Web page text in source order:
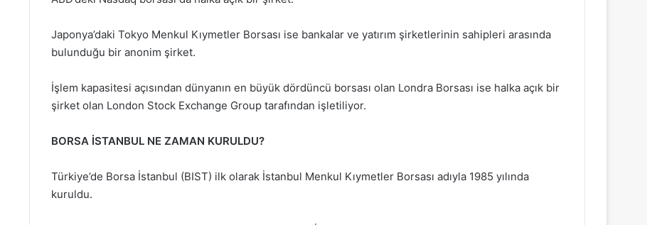
Japonya’daki Tokyo Menkul Kıymetler Borsası ise bankalar ve yatırım şirketlerinin sahipleri arasında
bulunduğu bir anonim şirket.
İşlem kapasitesi açısından dünyanın en büyük dördüncü borsası olan Londra Borsası ise halka açık bir
şirket olan London Stock Exchange Group tarafından işletiliyor.
BORSA İSTANBUL NE ZAMAN KURULDU?
Türkiye’de Borsa İstanbul (BIST) ilk olarak İstanbul Menkul Kıymetler Borsası adıyla 1985 yılında
kuruldu.